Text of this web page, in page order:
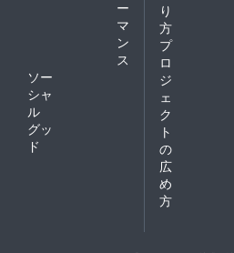
ー
マ
ン
ス
ソー
シャ
ル
グッ
ド
り
方
プ
ロ
ジ
ェ
ク
ト
の
広
め
方